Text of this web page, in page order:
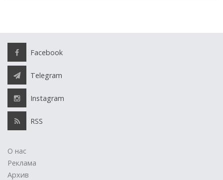
Facebook
Telegram
Instagram
RSS
О нас
Реклама
Архив